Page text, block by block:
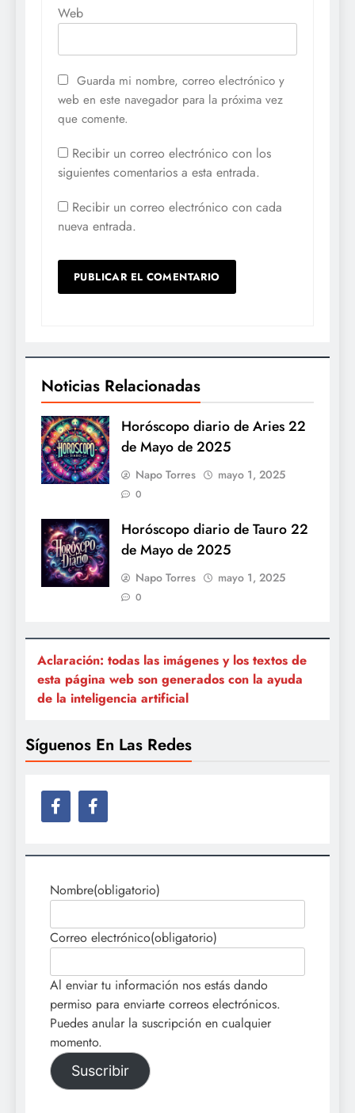
Web
Guarda mi nombre, correo electrónico y
web en este navegador para la próxima vez
que comente.
Recibir un correo electrónico con los
siguientes comentarios a esta entrada.
Recibir un correo electrónico con cada
nueva entrada.
Noticias Relacionadas
Horóscopo diario de Aries 22
de Mayo de 2025
Napo Torres mayo 1, 2025
0
Horóscopo diario de Tauro 22
de Mayo de 2025
Napo Torres mayo 1, 2025
0
Aclaración: todas las imágenes y los textos de
esta página web son generados con la ayuda
de la inteligencia artificial
Síguenos En Las Redes
Nombre(obligatorio)
Correo electrónico(obligatorio)
Al enviar tu información nos estás dando
permiso para enviarte correos electrónicos.
Puedes anular la suscripción en cualquier
momento.
Suscribir